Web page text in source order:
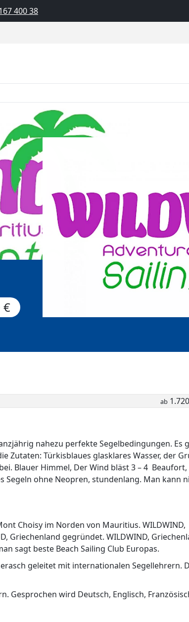
400 38
€
ab
nahezu perfekte Segelbedingungen. Es
Zutaten: Türkisblaues glasklares Wasser, der
Blauer Himmel, Der Wind bläst 3 – 4
Segeln ohne Neopren, stundenlang. Man kann
Choisy im Norden von Mauritius. WILDWIND,
Griechenland gegründet. WILDWIND,
sagt beste Beach Sailing Club Europas.
geleitet mit internationalen Segellehrern.
Gesprochen wird Deutsch, Englisch,